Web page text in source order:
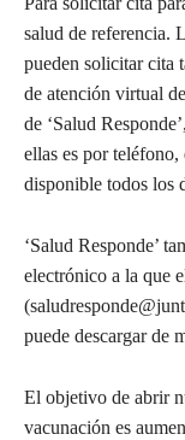
salud de referencia.
pueden solicitar cita
de atención virtual
de ‘Salud
ellas es por
disponible todos los
‘Salud Responde’
electrónico a la que
puede descargar de
El objetivo de abrir
vacunación es